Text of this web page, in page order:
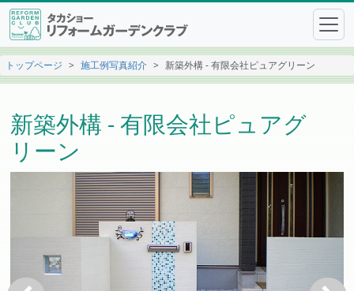
トップページ 施工例写真紹介 新築外構 - 有限会社ピュアグリーン
新築外構 - 有限会社ピュアグ
リーン